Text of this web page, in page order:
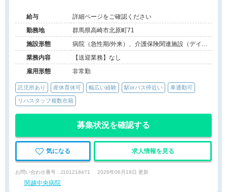
給与
詳細ページをご確認ください
勤務地
群馬県高崎市北原町71
施設形態
病院（急性期/外来）、介護保険関連施設（デイケ
ア/訪問看護・リハ）
業務内容
【送迎業務】なし
雇用形態
非常勤
託児所あり 産休育休可 幅広い経験 駅orバス停近い 車通勤可
リハスタッフ複数在籍
募集状況を確認する
気になる 求人情報を見る
お問い合わせ番号 : J101218471 2026年06月19日 更新
関越中央病院